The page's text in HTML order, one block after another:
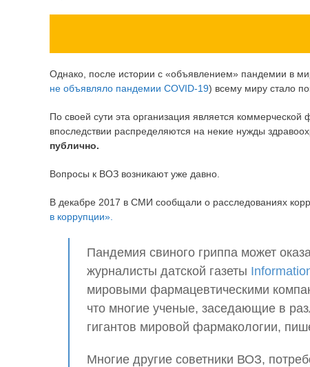
Однако, после истории с «объявлением» пандемии в
не объявляло пандемии COVID-19) всему миру стало
По своей сути эта организация является
впоследствии распределяются на некие нужды
публично.
Вопросы к ВОЗ возникают уже давно.
В декабре 2017 в СМИ сообщали о расследованиях
в коррупции».
Пандемия свиного гриппа может
журналисты датской газеты
мировыми фармацевтическими
что многие ученые, заседающие в
гигантов мировой фармакологии,
Многие другие советники ВОЗ,